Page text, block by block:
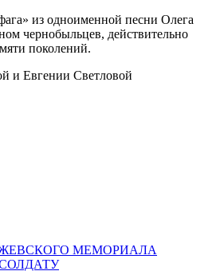
из одноименной песни Олега
чернобыльцев, действительно
поколений.
и Евгении Светловой